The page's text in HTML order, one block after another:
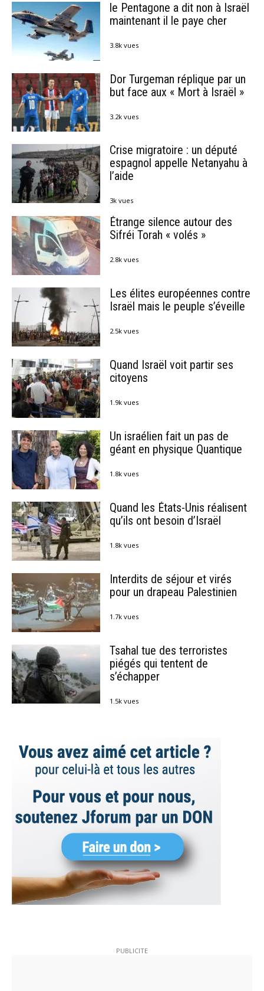
le Pentagone a dit non à Israël
maintenant il le paye cher
3.8k vues
Dor Turgeman réplique par un
but face aux « Mort à Israël »
3.2k vues
Crise migratoire : un député
espagnol appelle Netanyahu à
l’aide
3k vues
Étrange silence autour des
Sifréi Torah « volés »
2.8k vues
Les élites européennes contre
Israël mais le peuple s’éveille
2.5k vues
Quand Israël voit partir ses
citoyens
1.9k vues
Un israélien fait un pas de
géant en physique Quantique
1.8k vues
Quand les États-Unis réalisent
qu’ils ont besoin d’Israël
1.8k vues
Interdits de séjour et virés
pour un drapeau Palestinien
1.7k vues
Tsahal tue des terroristes
piégés qui tentent de
s’échapper
1.5k vues